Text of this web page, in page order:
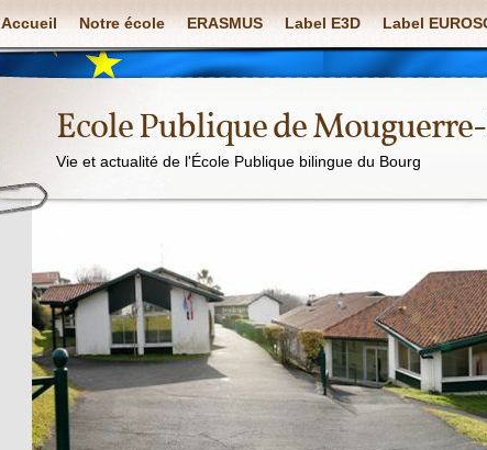
Accueil Notre école ERASMUS Label E3D Label
Ecole Publique de
Vie et actualité de l'École Publique bilingue du Bourg